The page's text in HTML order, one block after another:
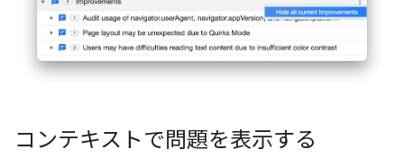
コンテキストで問題を表示する